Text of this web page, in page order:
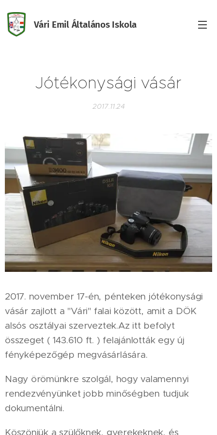
Vári Emil Általános Iskola
Jótékonysági vásár
2017.11.24
2017. november 17-én, pénteken jótékonysági
vásár zajlott a "Vári" falai között, amit a DÖK
alsós osztályai szerveztek.Az itt befolyt
összeget ( 143.610 ft. ) felajánlották egy új
fényképezőgép megvásárlására.
Nagy örömünkre szolgál, hogy valamennyi
rendezvényünket jobb minőségben tudjuk
dokumentálni.
Köszönjük a szülőknek, gyerekeknek, és